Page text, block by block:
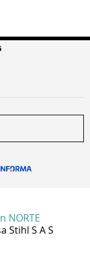
NORTE
Stihl S A S